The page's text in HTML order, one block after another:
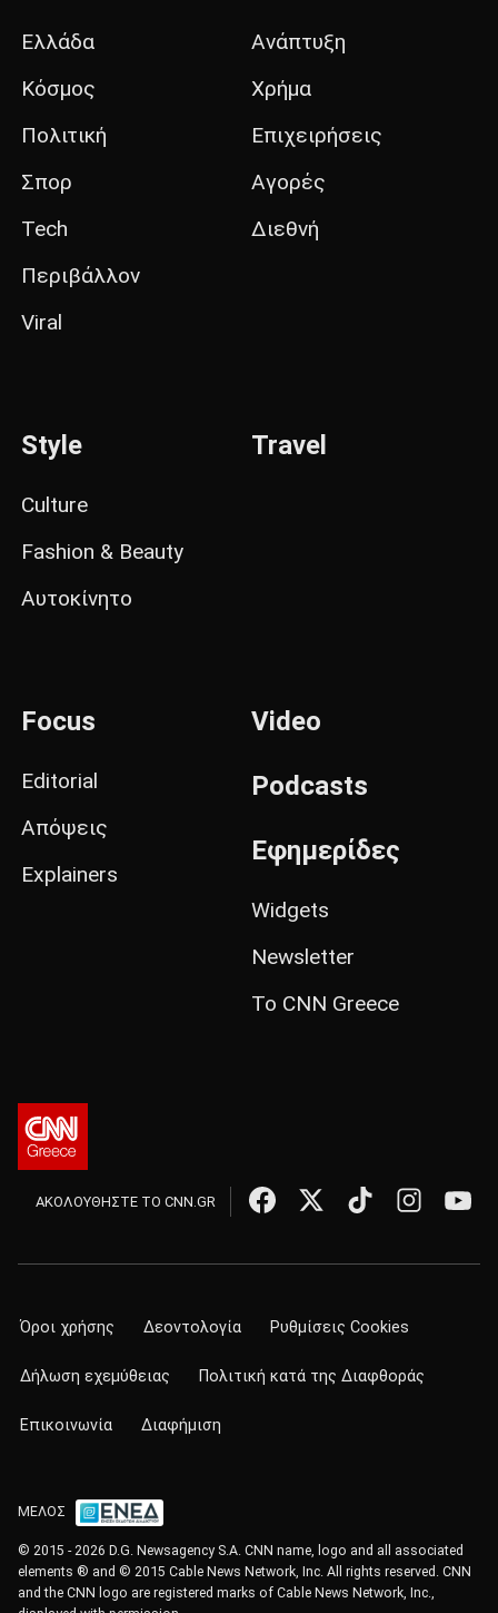
Ελλάδα
Κόσμος
Πολιτική
Σπορ
Tech
Περιβάλλον
Viral
Ανάπτυξη
Χρήμα
Επιχειρήσεις
Αγορές
Διεθνή
Style
Culture
Fashion & Beauty
Αυτοκίνητο
Travel
Focus
Editorial
Απόψεις
Explainers
Video
Podcasts
Εφημερίδες
Widgets
Newsletter
Το CNN Greece
ΑΚΟΛΟΥΘΗΣΤΕ ΤΟ CNN.GR
Όροι χρήσης Δεοντολογία Ρυθμίσεις Cookies
Δήλωση εχεμύθειας Πολιτική κατά της Διαφθοράς
Επικοινωνία Διαφήμιση
ΜΕΛΟΣ
© 2015 - 2026 D.G. Newsagency S.A. CNN name, logo and all associated
elements ® and © 2015 Cable News Network, Inc. All rights reserved. CNN
and the CNN logo are registered marks of Cable News Network, Inc.,